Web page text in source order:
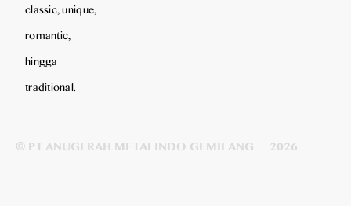
classic, unique,
romantic,
hingga
traditional.
© PT ANUGERAH METALINDO GEMILANG 2026